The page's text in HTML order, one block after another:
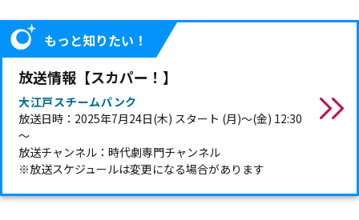
もっと知りたい！
放送情報【スカパー！】
大江戸スチームパンク
放送日時：2025年7月24日(木) スタート (月)～(金) 12:30
～
放送チャンネル：時代劇専門チャンネル
※放送スケジュールは変更になる場合があります